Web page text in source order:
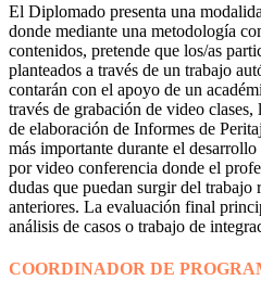
El Diplomado presenta una
donde mediante una metodología
contenidos, pretende que los/as
planteados a través de un trabajo
contarán con el apoyo de un
través de grabación de video
de elaboración de Informes de
más importante durante el
por video conferencia donde el
dudas que puedan surgir del trabajo
anteriores. La evaluación final
análisis de casos o trabajo de
COORDINADOR DE